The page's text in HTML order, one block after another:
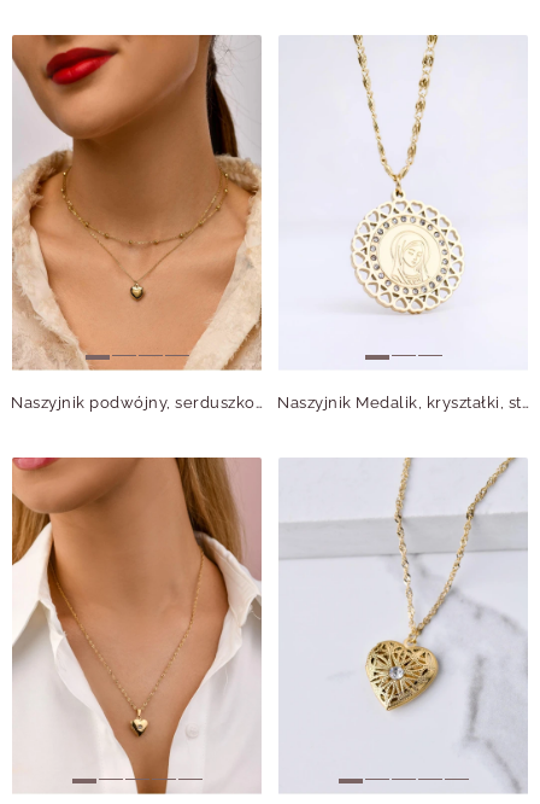
Naszyjnik podwójny, serduszko, kuleczki, złoty S304766Z00 Naszyjnik Medalik, kryształki, stal pozłacana S312759Z00